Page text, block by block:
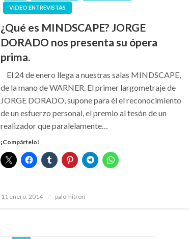
VIDEO ENTREVISTAS
¿Qué es MINDSCAPE? JORGE
DORADO nos presenta su ópera
prima.
El 24 de enero llega a nuestras salas MINDSCAPE,
de la mano de WARNER. El primer largometraje de
JORGE DORADO, supone para él el reconocimiento
de un esfuerzo personal, el premio al tesón de un
realizador que paralelamente…
¡Compártelo!
Publicado
11 enero, 2014 palomitron